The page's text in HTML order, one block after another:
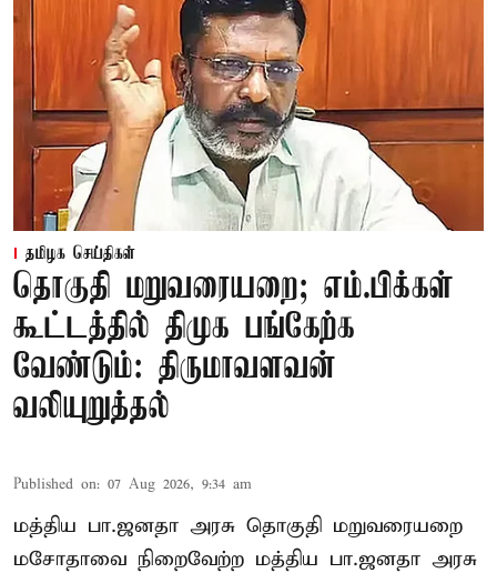
தமிழக செய்திகள்
தொகுதி மறுவரையறை; எம்.பிக்கள்
கூட்டத்தில் திமுக பங்கேற்க
வேண்டும்: திருமாவளவன்
வலியுறுத்தல்
Published on: 07 Aug 2026, 9:34 am
மத்திய பா.ஜனதா அரசு தொகுதி மறுவரையறை
மசோதாவை நிறைவேற்ற மத்திய பா.ஜனதா அரசு